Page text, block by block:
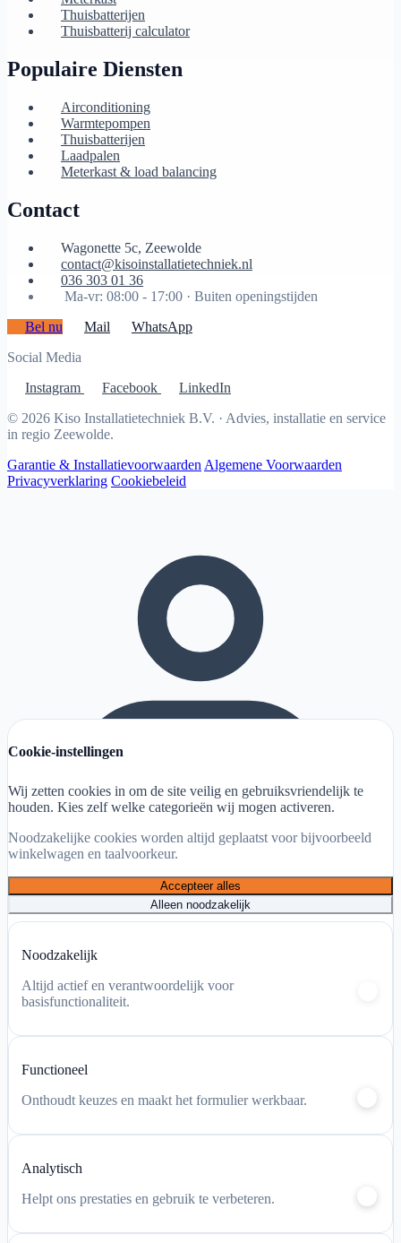
Thuisbatterijen
Thuisbatterij calculator
Populaire Diensten
Airconditioning
Warmtepompen
Thuisbatterijen
Laadpalen
Meterkast & load balancing
Contact
Wagonette 5c, Zeewolde
contact@kisoinstallatietechniek.nl
036 303 01 36
Ma-vr: 08:00 - 17:00 · Buiten openingstijden
Bel nu
Mail
WhatsApp
Social Media
Instagram
Facebook
LinkedIn
© 2026 Kiso Installatietechniek B.V. · Advies, installatie en service
in regio Zeewolde.
Garantie & Installatievoorwaarden Algemene Voorwaarden
Privacyverklaring Cookiebeleid
Cookie-instellingen
Wij zetten cookies in om de site veilig en gebruiksvriendelijk te
houden. Kies zelf welke categorieën wij mogen activeren.
Noodzakelijke cookies worden altijd geplaatst voor bijvoorbeeld
winkelwagen en taalvoorkeur.
Accepteer alles
Alleen noodzakelijk
Noodzakelijk
Altijd actief en verantwoordelijk voor
basisfunctionaliteit.
Functioneel
Onthoudt keuzes en maakt het formulier werkbaar.
Analytisch
Helpt ons prestaties en gebruik te verbeteren.
Mijn account
Winkelwagen